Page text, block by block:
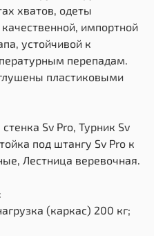
хватов, одеты
импортной
устойчивой к
перепадам.
пластиковыми
Sv Pro, Турник Sv
под штангу Sv Pro к
Лестница веревочная.
(каркас) 200 кг;